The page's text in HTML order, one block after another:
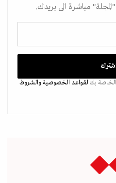
مباشرة الى بريدك.
الخاصة بكلقواعد الخصوصيةوالشروط